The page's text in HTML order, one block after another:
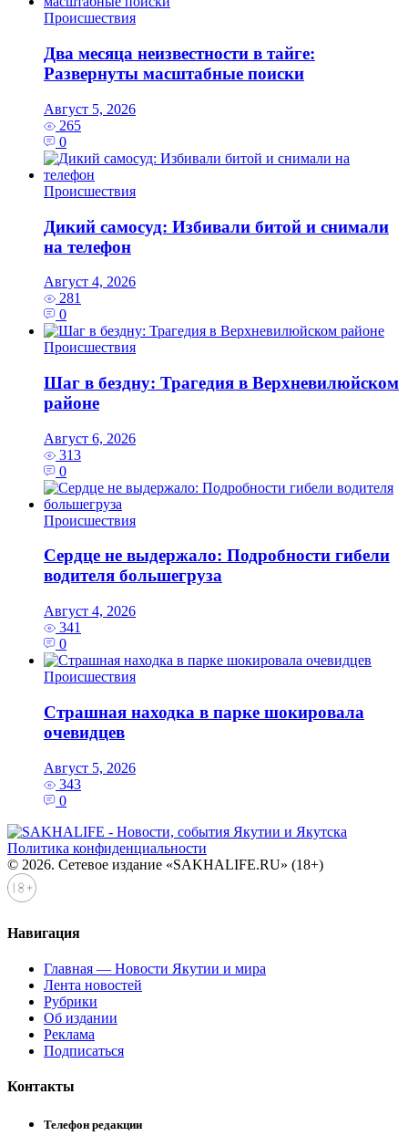
Происшествия
Два месяца неизвестности в тайге:
Развернуты масштабные поиски
Август 5, 2026
265
0
Происшествия
Дикий самосуд: Избивали битой и снимали
на телефон
Август 4, 2026
281
0
Происшествия
Шаг в бездну: Трагедия в Верхневилюйском
районе
Август 6, 2026
313
0
Происшествия
Сердце не выдержало: Подробности гибели
водителя большегруза
Август 4, 2026
341
0
Происшествия
Страшная находка в парке шокировала
очевидцев
Август 5, 2026
343
0
Политика конфиденциальности
© 2026. Сетевое издание «SAKHALIFE.RU» (18+)
Навигация
Главная — Новости Якутии и мира
Лента новостей
Рубрики
Об издании
Реклама
Подписаться
Контакты
Телефон редакции